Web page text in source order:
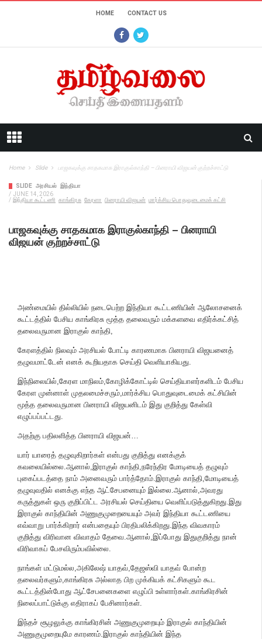
HOME CONTACT US
Home Slide பாஜகவுக்கு சாதகமாக இராகுல்காந்தி – பினராயி விஜயன் குற்றச்சாட்டு
SLIDE அரசியல் இந்தியா
/ JUNE 14, 2026
/ இந்தியா கூட்டணி காங்கிரசு கேரளா பினராயி விஜயன் மார்க்சிய பொதுவுடைமைக் கட்சி
பாஜகவுக்கு சாதகமாக இராகுல்காந்தி – பினராயி
விஜயன் குற்றச்சாட்டு
அண்மையில் தில்லியில் நடைபெற்ற இந்தியா கூட்டணியின் ஆலோசனைக்
கூட்டத்தில் பேசிய காங்கிரசு மூத்த தலைவரும் மக்களவை எதிர்க்கட்சித்
தலைவருமான இராகுல் காந்தி,
கேரளத்தில் நிலவும் அரசியல் போட்டி காரணமாக பினராயி விஜயனைத்
தழுவமாட்டேன் எனக் கூறியதாக செய்தி வெளியாகியது.
இந்நிலையில்,கேரள மாநிலம்,கோழிக்கோட்டில் செய்தியாளர்களிடம் பேசிய
கேரள முன்னாள் முதலமைச்சரும்,மார்க்சிய பொதுவுடைமைக் கட்சியின்
மூத்த தலைவருமான பினராயி விஜயனிடம் இது குறித்து கேள்வி
எழுப்பப்பட்டது.
அதற்கு பதிலளித்த பினராயி விஜயன்…
யார் யாரைத் தழுவுகிறார்கள் என்பது குறித்து எனக்குக்
கவலையில்லை.ஆனால்,இராகுல் காந்தி,நரேந்திர மோடியைத் தழுவும்
புகைப்படத்தை நாம் அனைவரும் பார்த்தோம்.இராகுல் காந்தி,மோடியைத்
தழுவுவதில் எனக்கு எந்த ஆட்சேபனையும் இல்லை.ஆனால்,அவரது
கருத்துகள் ஒரு குறிப்பிட்ட அரசியல் செய்தியை வெளிப்படுத்துகிறது.இது
இராகுல் காந்தியின் அணுகுமுறையையும் அவர் இந்தியா கூட்டணியை
எவ்வாறு பார்க்கிறார் என்பதையும் பிரதிபலிக்கிறது.இந்த விவகாரம்
குறித்து விரிவான விவாதம் தேவை.ஆனால்,இப்போது இதுகுறித்து நான்
விரிவாகப் பேசவிரும்பவில்லை.
நாங்கள் மட்டுமல்ல,அகிலேஷ் யாதவ்,தேஜஸ்வி யாதவ் போன்ற
தலைவர்களும்,காங்கிரசு அல்லாத பிற முக்கியக் கட்சிகளும் கூட
கூட்டத்தின்போது ஆட்சேபனைகளை எழுப்பி உள்ளார்கள்.காங்கிரசின்
நிலைப்பாட்டுக்கு எதிராகப் பேசினார்கள்.
இந்தச் சூழலுக்கு காங்கிரசின் அணுகுமுறையும் இராகுல் காந்தியின்
அணுகுமுறையுமே காரணம்.இராகுல் காந்தியின் இந்த